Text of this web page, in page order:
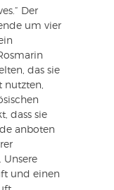
Der
um vier
das sie
dass sie
anboten
Unsere
und einen